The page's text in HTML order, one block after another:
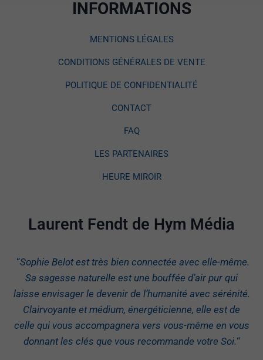
INFORMATIONS
MENTIONS LÉGALES
CONDITIONS GÉNÉRALES DE VENTE
POLITIQUE DE CONFIDENTIALITÉ
CONTACT
FAQ
LES PARTENAIRES
HEURE MIROIR
Laurent Fendt de Hym Média
“Sophie Belot est très bien connectée avec elle-même.
Sa sagesse naturelle est une bouffée d’air pur qui
laisse envisager le devenir de l’humanité avec sérénité.
Clairvoyante et médium, énergéticienne, elle est de
celle qui vous accompagnera vers vous-même en vous
donnant les clés que vous recommande votre Soi.“